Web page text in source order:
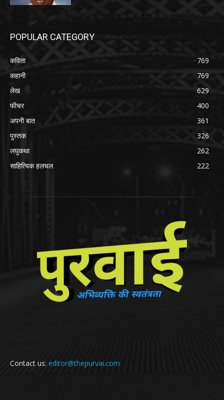
POPULAR CATEGORY
कविता
769
कहानी
769
लेख
629
फीचर
400
अपनी बात
361
पुस्तक
326
लघुकथा
262
साहित्यिक हलचल
222
Contact us: editor@thepurvai.com